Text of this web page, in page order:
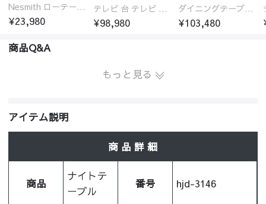
Nesmith ローテーブル センターテーブル セラミック天板
¥23,980
テレビ 台 テレビ ボード おしゃれ オーク材 セラミック天板 引き出し収納付き おすすめ
¥98,980
ダイニングテーブル セラミック天板 オークフレーム
¥103,480
商品Q&A
もっと見る
アイテム説明
商 品 詳 細
商品
ナイトテ
ーブル
番号 hjd-3146